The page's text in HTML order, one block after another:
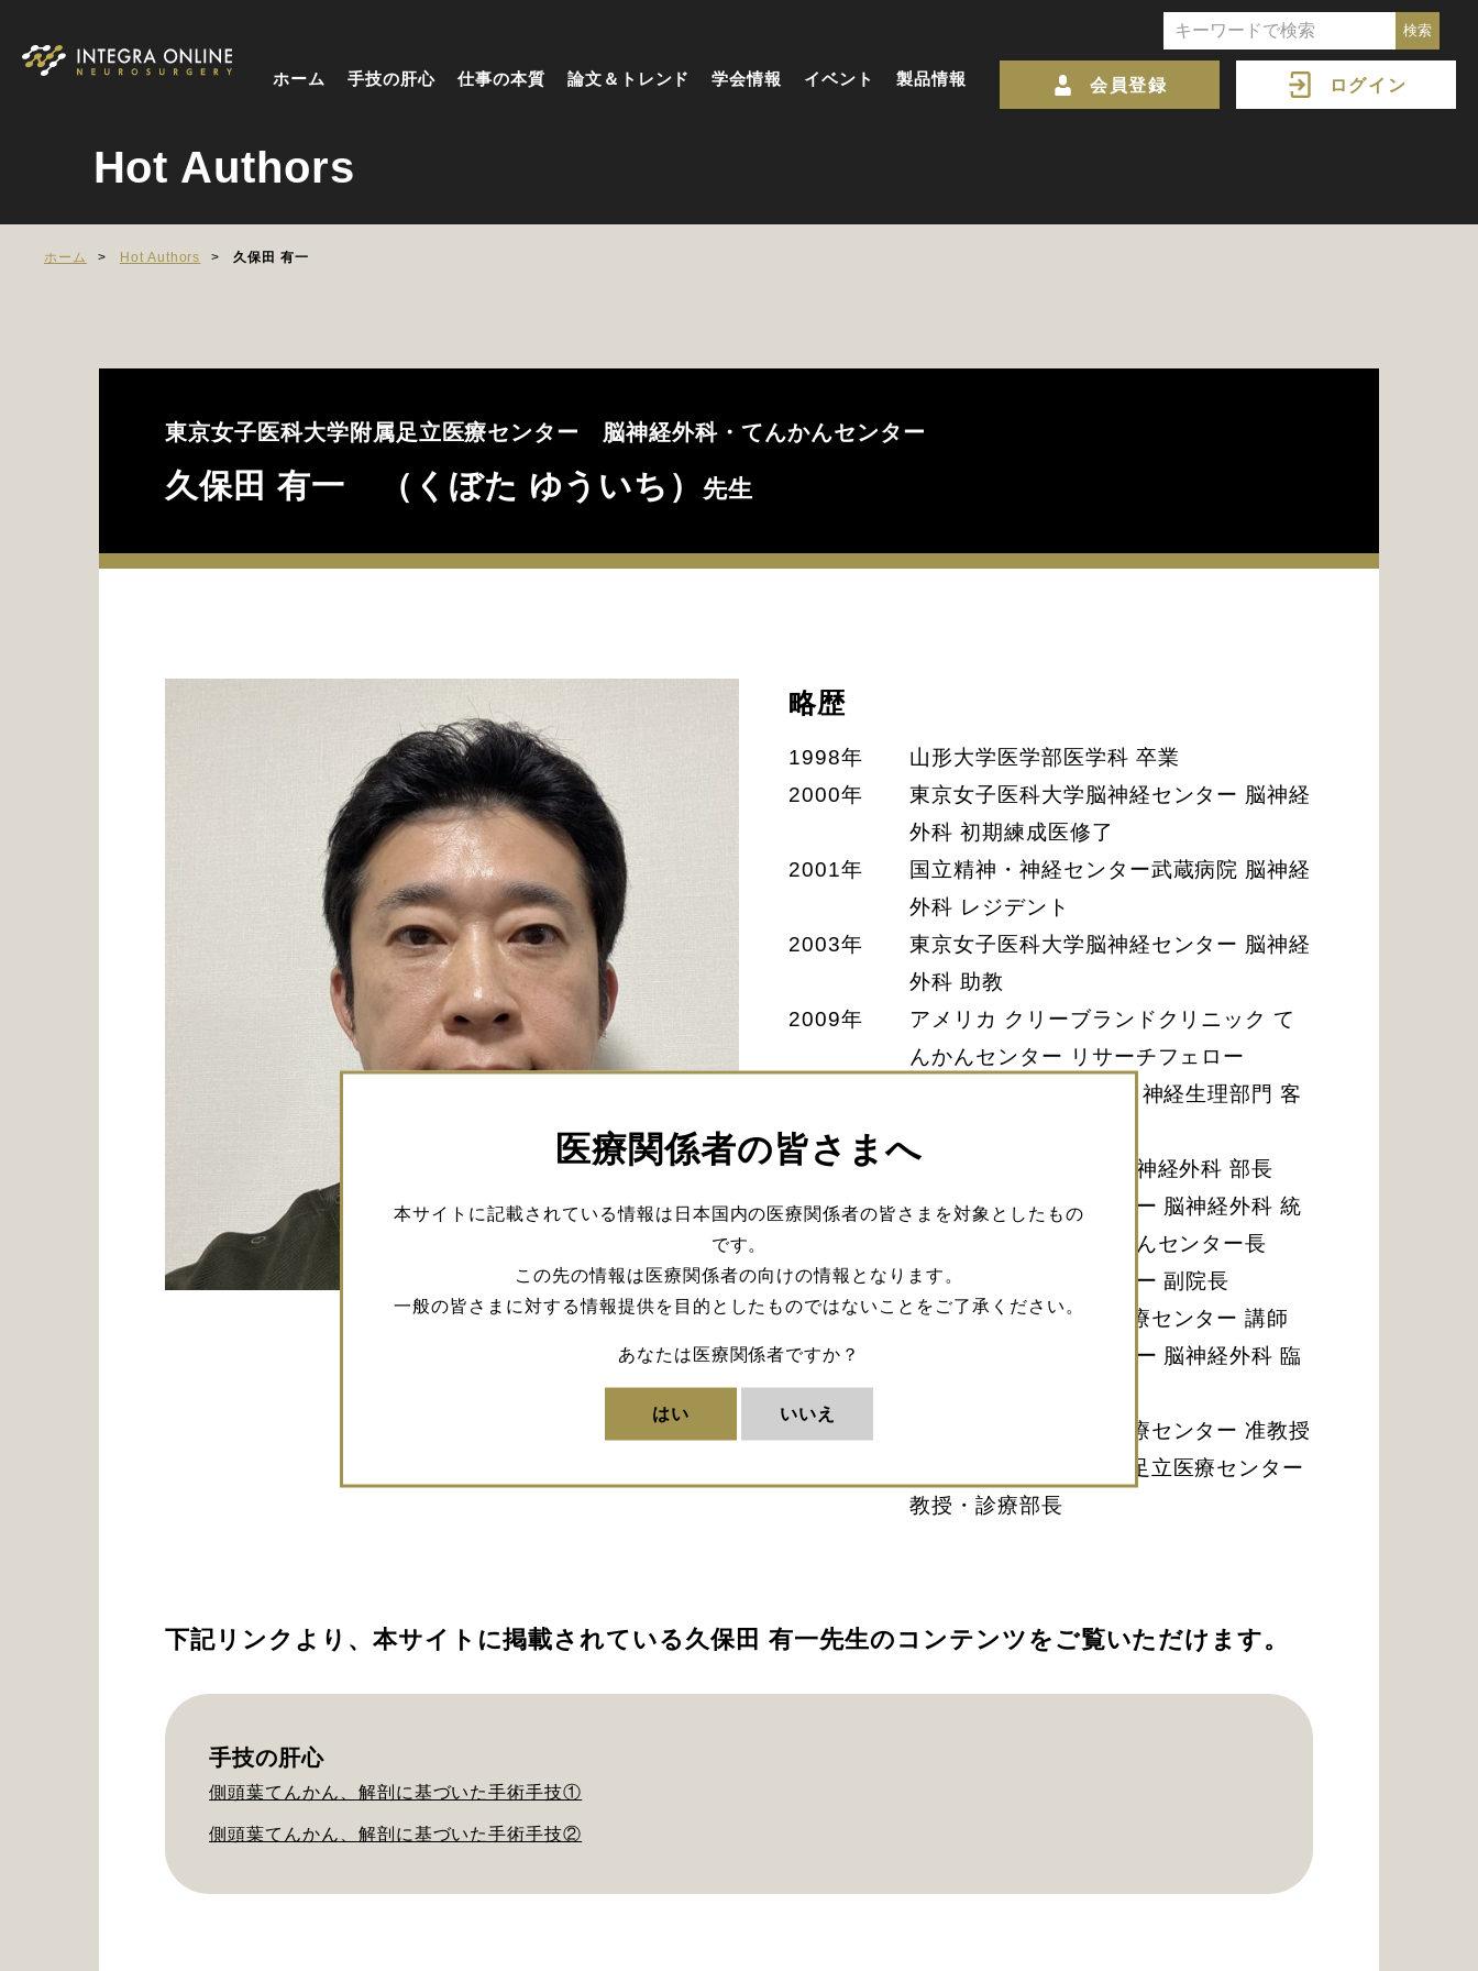
ホーム 手技の肝心 仕事の本質 論文＆トレンド 学会情報 イベント 製品情報 会員登録 ログイン
医療関係者の皆さまへ
本サイトに記載されている情報は日本国内の医療関係者の皆さまを対象としたもの
です。
この先の情報は医療関係者の向けの情報となります。
一般の皆さまに対する情報提供を目的としたものではないことをご了承ください。
あなたは医療関係者ですか？
はい いいえ
Hot Authors
ホーム Hot Authors 久保田 有一
東京女子医科大学附属足立医療センター 脳神経外科・てんかんセンター
久保田 有一 （くぼた ゆういち） 先生
略歴
1998年
山形大学医学部医学科 卒業
2000年
東京女子医科大学脳神経センター 脳神経
外科 初期練成医修了
2001年
国立精神・神経センター武蔵病院 脳神経
外科 レジデント
2003年
東京女子医科大学脳神経センター 脳神経
外科 助教
2009年
アメリカ クリーブランドクリニック て
んかんセンター リサーチフェロー
フランス ティモン病院 神経生理部門 客
2011年
朝霞台中央総合病院 脳神経外科 部長
2018年
TMGあさか医療センター 脳神経外科 統
括部長 脳卒中・てんかんセンター長
2019年
TMGあさか医療センター 副院長
2019年
東京女子医科大学東医療センター 講師
TMGあさか医療センター 脳神経外科 臨
2020年
東京女子医科大学東医療センター 准教授
東京女子医科大学附属足立医療センター
教授・診療部長
下記リンクより、本サイトに掲載されている久保田 有一先生のコンテンツをご覧いただけます。
手技の肝心
側頭葉てんかん、解剖に基づいた手術手技①
側頭葉てんかん、解剖に基づいた手術手技②